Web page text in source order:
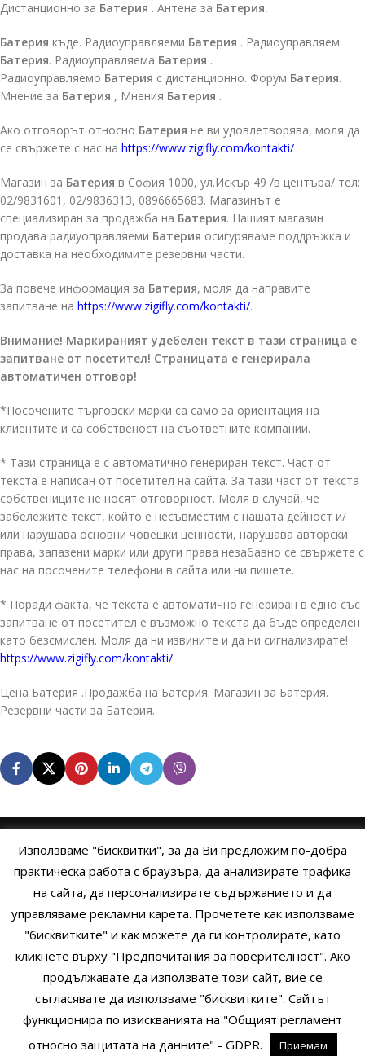
Дистанционно за Батерия . Антена за Батерия.
Батерия къде. Радиоуправляеми Батерия . Радиоуправляем
Батерия. Радиоуправляема Батерия .
Радиоуправляемо Батерия с дистанционно. Форум Батерия.
Мнение за Батерия , Мнения Батерия .
Ако отговорът относно Батерия не ви удовлетворява, моля да
се свържете с нас на https://www.zigifly.com/kontakti/
Магазин за Батерия в София 1000, ул.Искър 49 /в центъра/ тел:
02/9831601, 02/9836313, 0896665683. Магазинът е
специализиран за продажба на Батерия. Нашият магазин
продава радиуоправляеми Батерия осигуряваме поддръжка и
доставка на необходимите резервни части.
За повече информация за Батерия, моля да направите
запитване на https://www.zigifly.com/kontakti/.
Внимание! Маркираният удебелен текст в тази страница е
запитване от посетител! Страницата е генерирала
автоматичен отговор!
*Посочените търговски марки са само за ориентация на
клиентите и са собственост на съответните компании.
* Тази страница е с автоматично генериран текст. Част от
текста е написан от посетител на сайта. За тази част от текста
собствениците не носят отговорност. Моля в случай, че
забележите текст, който е несъвместим с нашата дейност и/
или нарушава основни човешки ценности, нарушава авторски
права, запазени марки или други права незабавно се свържете с
нас на посочените телефони в сайта или ни пишете.
* Поради факта, че текста е автоматично генериран в едно със
запитване от посетител е възможно текста да бъде определен
като безсмислен. Моля да ни извините и да ни сигнализирате!
https://www.zigifly.com/kontakti/
Цена Батерия .Продажба на Батерия. Магазин за Батерия.
Резервни части за Батерия.
ОБЩИ УСЛОВИЯ УСЛОВИЯ И ПРАВИЛА
ПОЛИТИКА НА БИСКВИТКИТЕПОЛИТИКА ЗА ПОВЕРИТЕЛНОСТ
Copyright © 2014 - 2024 Zigifly.com — Developed by We Work With
You
Използваме "бисквитки", за да Ви предложим по-добра
практическа работа с браузъра, да анализирате трафика
на сайта, да персонализирате съдържанието и да
управляваме рекламни карета. Прочетете как използваме
"бисквитките" и как можете да ги контролирате, като
кликнете върху "Предпочитания за поверителност". Ако
продължавате да използвате този сайт, вие се
съгласявате да използваме "бисквитките". Сайтът
функционира по изискванията на "Общият регламент
относно защитата на данните" - GDPR.
Приемам